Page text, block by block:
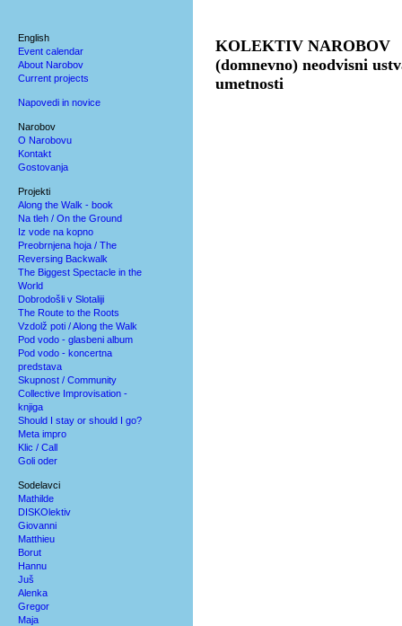
English
Event calendar
About Narobov
Current projects
Napovedi in novice
Narobov
O Narobovu
Kontakt
Gostovanja
Projekti
Along the Walk - book
Na tleh / On the Ground
Iz vode na kopno
Preobrnjena hoja / The
Reversing Backwalk
The Biggest Spectacle in the
World
Dobrodošli v Slotaliji
The Route to the Roots
Vzdolž poti / Along the Walk
Pod vodo - glasbeni album
Pod vodo - koncertna
predstava
Skupnost / Community
Collective Improvisation -
knjiga
Should I stay or should I go?
Meta impro
Klic / Call
Goli oder
Sodelavci
Mathilde
DISKOlektiv
Giovanni
Matthieu
Borut
Hannu
Juš
Alenka
Gregor
Maja
KOLEKTIV NAROBOV
(domnevno) neodvisni
umetnosti